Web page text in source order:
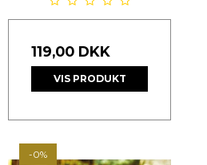
119,00 DKK
VIS PRODUKT
-0%